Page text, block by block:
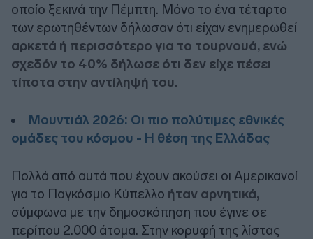
οποίο ξεκινά την Πέμπτη. Μόνο το ένα τέταρτο
των ερωτηθέντων δήλωσαν ότι είχαν ενημερωθεί
αρκετά ή περισσότερο για το τουρνουά, ενώ
σχεδόν το 40% δήλωσε ότι δεν είχε πέσει
τίποτα στην αντίληψή του.
Μουντιάλ 2026: Οι πιο πολύτιμες εθνικές
ομάδες του κόσμου - Η θέση της Ελλάδας
Πολλά από αυτά που έχουν ακούσει οι Αμερικανοί
για το Παγκόσμιο Κύπελλο ήταν αρνητικά,
σύμφωνα με την δημοσκόπηση που έγινε σε
περίπου 2.000 άτομα. Στην κορυφή της λίστας